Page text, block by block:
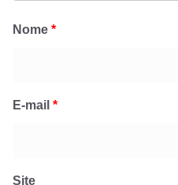
Nome *
E-mail *
Site